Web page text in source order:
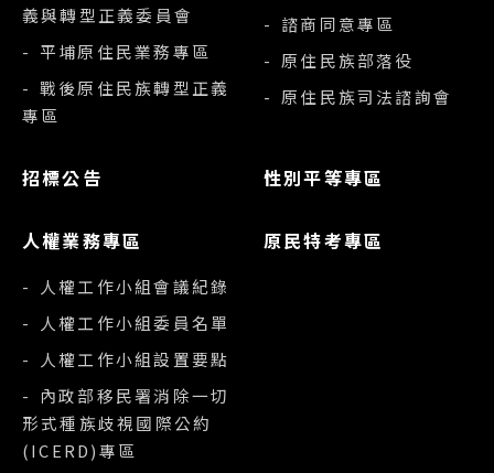
義與轉型正義委員會
- 平埔原住民業務專區
- 戰後原住民族轉型正義
專區
- 諮商同意專區
- 原住民族部落役
- 原住民族司法諮詢會
招標公告 性別平等專區
人權業務專區
- 人權工作小組會議紀錄
- 人權工作小組委員名單
- 人權工作小組設置要點
- 內政部移民署消除一切
形式種族歧視國際公約
(ICERD)專區
原民特考專區